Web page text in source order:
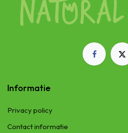
Informatie
Privacy policy
Contact informatie